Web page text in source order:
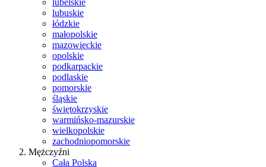
lubelskie
lubuskie
łódzkie
małopolskie
mazowieckie
opolskie
podkarpackie
podlaskie
pomorskie
śląskie
świętokrzyskie
warmińsko-mazurskie
wielkopolskie
zachodniopomorskie
Mężczyźni
Cała Polska